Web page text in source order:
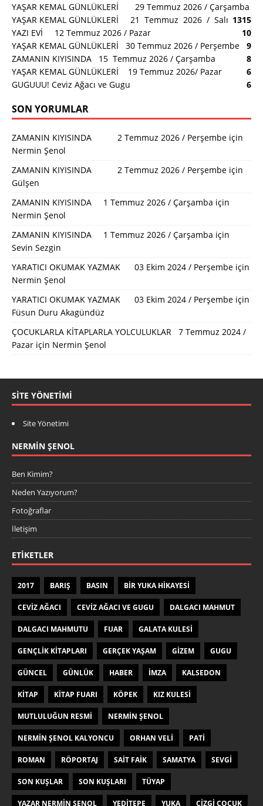
YAŞAR KEMAL GÜNLÜKLERİ 29 Temmuz 2026 / Çarşamba
15
YAŞAR KEMAL GÜNLÜKLERİ 21 Temmuz 2026 / Salı 13
YAZI EVİ 12 Temmuz 2026 / Pazar
10
YAŞAR KEMAL GÜNLÜKLERİ 30 Temmuz 2026 / Perşembe
9
ZAMANIN KIYISINDA 15 Temmuz 2026 / Çarşamba
8
YAŞAR KEMAL GÜNLÜKLERİ 19 Temmuz 2026/ Pazar
6
GUGUUU! Ceviz Ağacı ve Gugu
6
SON YORUMLAR
ZAMANIN KIYISINDA 2 Temmuz 2026 / Perşembe için
Nermin Şenol
ZAMANIN KIYISINDA 2 Temmuz 2026 / Perşembe için
Gülşen
ZAMANIN KIYISINDA 1 Temmuz 2026 / Çarşamba için
Nermin Şenol
ZAMANIN KIYISINDA 1 Temmuz 2026 / Çarşamba için
Sevin Sezgin
YARATICI OKUMAK YAZMAK 03 Ekim 2024 / Perşembe için
Nermin Şenol
YARATICI OKUMAK YAZMAK 03 Ekim 2024 / Perşembe için
Füsun Duru Akagündüz
ÇOCUKLARLA KİTAPLARLA YOLCULUKLAR 7 Temmuz 2024 /
Pazar için Nermin Şenol
SITE YÖNETIMI
Site Yönetimi
NERMIN ŞENOL
Ben Kimim?
Neden Yazıyorum?
Fotoğraflar
İletişim
ETIKETLER
2017 BARIŞ BASIN BIR YUKA HIKAYESI
CEVIZ AĞACI CEVIZ AĞACI VE GUGU DALGACI MAHMUT
DALGACI MAHMUTU FUAR GALATA KULESI
GENÇLIK KITAPLARI GERÇEK YAŞAM GIZEM GUGU
GÜNCEL GÜNLÜK HABER IMZA KALSEDON
KITAP KITAP FUARI KÖPEK KIZ KULESI
MUTLULUĞUN RESMI NERMIN ŞENOL
NERMIN ŞENOL KALYONCU ORHAN VELI PATI
ROMAN RÖPORTAJ SAIT FAIK SAMATYA SEVGI
SON KUŞLAR SON KUŞLARI TÜYAP
YAZAR NERMIN ŞENOL YEDITEPE YUKA ÇIZGI ÇOCUK